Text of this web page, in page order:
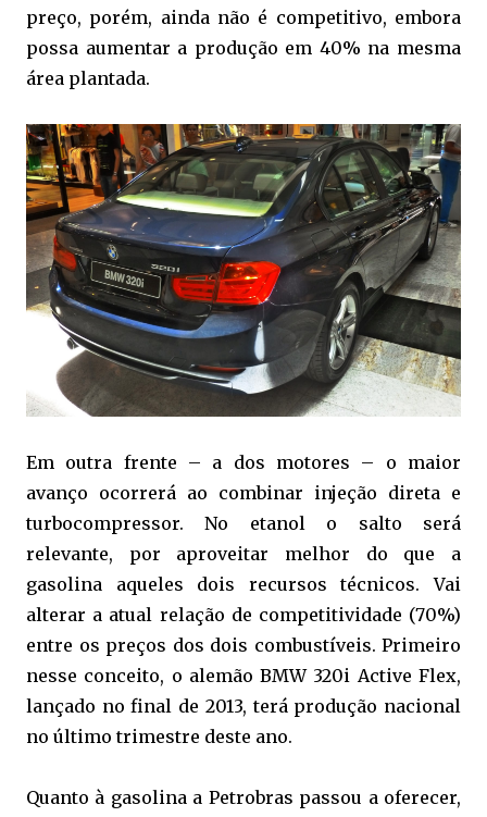
preço, porém, ainda não é competitivo, embora
possa aumentar a produção em 40% na mesma
área plantada.
Em outra frente – a dos motores – o maior
avanço ocorrerá ao combinar injeção direta e
turbocompressor. No etanol o salto será
relevante, por aproveitar melhor do que a
gasolina aqueles dois recursos técnicos. Vai
alterar a atual relação de competitividade (70%)
entre os preços dos dois combustíveis. Primeiro
nesse conceito, o alemão BMW 320i Active Flex,
lançado no final de 2013, terá produção nacional
no último trimestre deste ano.
Quanto à gasolina a Petrobras passou a oferecer,